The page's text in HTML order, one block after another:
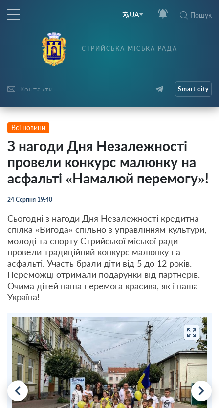
UA Пошук
Контакти
СТРИЙСЬКА МІСЬКА РАДА
Smart city
Всі новини
З нагоди Дня Незалежності
провели конкурс малюнку на
асфальті «Намалюй перемогу»!
24 Серпня 19:40
Сьогодні з нагоди Дня Незалежності кредитна
спілка «Вигода» спільно з управлінням культури,
молоді та спорту Стрийської міської ради
провели традиційний конкурс малюнку на
асфальті. Участь брали діти від 5 до 12 років.
Переможці отримали подарунки від партнерів.
Очима дітей наша перемога красива, як і наша
Україна!